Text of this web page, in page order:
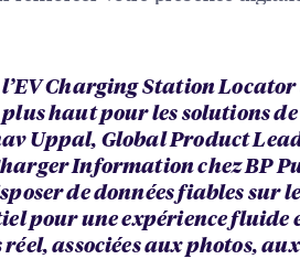
l’EV Charging Station
haut pour les solutions de
Uppal, Global Product
Information chez BP
de données fiables sur
pour une expérience fluide
réel, associées aux photos,